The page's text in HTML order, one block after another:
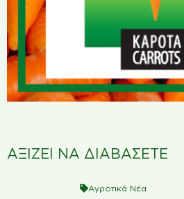
ΑΞΙΖΕΙ ΝΑ ΔΙΑΒΑΣΕΤΕ
Αγροτικά Νέα